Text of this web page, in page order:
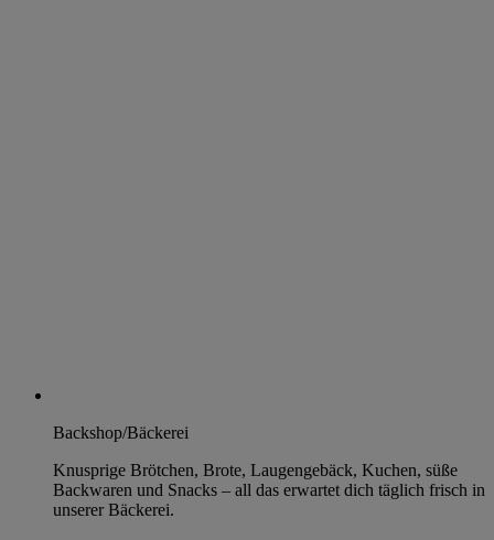
Backshop/Bäckerei
Knusprige Brötchen, Brote, Laugengebäck, Kuchen, süße
Backwaren und Snacks – all das erwartet dich täglich frisch in
unserer Bäckerei.